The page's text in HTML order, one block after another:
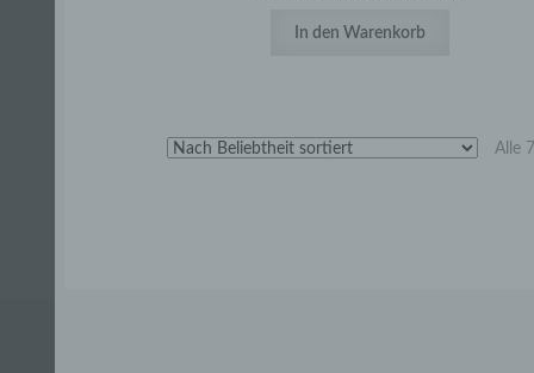
In den Warenkorb
Alle